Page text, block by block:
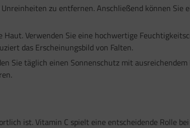
zu entfernen. Anschließend können Sie
Verwenden Sie eine hochwertige
das Erscheinungsbild von Falten.
Sie täglich einen Sonnenschutz mit
ist. Vitamin C spielt eine entscheidende Rolle